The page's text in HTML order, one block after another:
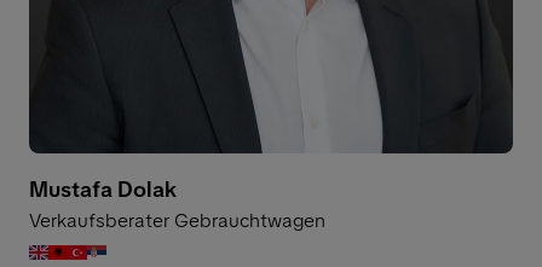
Mustafa Dolak
Verkaufsberater Gebrauchtwagen